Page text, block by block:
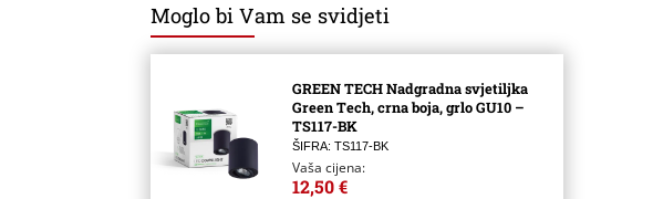
Moglo bi Vam se svidjeti
GREEN TECH Nadgradna svjetiljka
Green Tech, crna boja, grlo GU10 –
TS117-BK
ŠIFRA: TS117-BK
Vaša cijena:
12,50 €